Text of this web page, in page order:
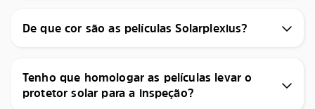
De que cor são as películas Solarplexius?
Tenho que homologar as películas levar o
protetor solar para a inspeção?